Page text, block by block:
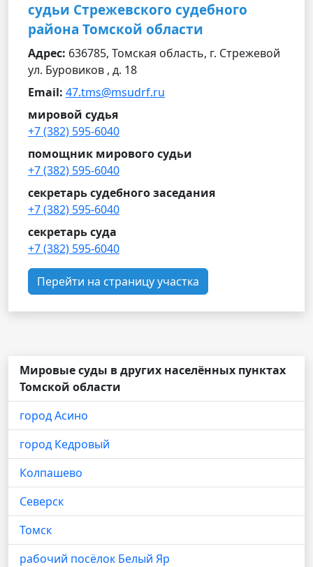
судьи Стрежевского судебного
района Томской области
Адрес: 636785, Томская область, г. Стрежевой
ул. Буровиков , д. 18
Email: 47.tms@msudrf.ru
мировой судья
+7 (382) 595-6040
помощник мирового судьи
+7 (382) 595-6040
секретарь судебного заседания
+7 (382) 595-6040
секретарь суда
+7 (382) 595-6040
Перейти на страницу участка
Мировые суды в других населённых пунктах
Томской области
город Асино
город Кедровый
Колпашево
Северск
Томск
рабочий посёлок Белый Яр